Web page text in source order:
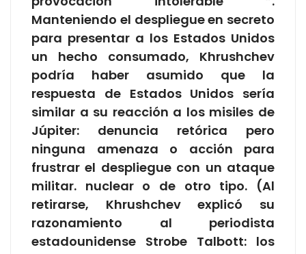
Manteniendo el despliegue en secreto
para presentar a los Estados Unidos
un hecho consumado, Khrushchev
podría haber asumido que la
respuesta de Estados Unidos sería
similar a su reacción a los misiles de
Júpiter: denuncia retórica pero
ninguna amenaza o acción para
frustrar el despliegue con un ataque
militar. nuclear o de otro tipo. (Al
retirarse, Khrushchev explicó su
razonamiento al periodista
estadounidense Strobe Talbott: los